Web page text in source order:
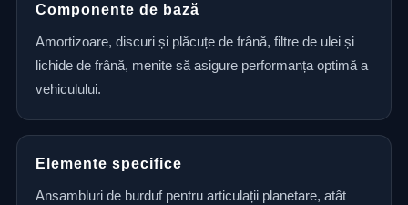
Componente de bază
Amortizoare, discuri și plăcuțe de frână, filtre de ulei și
lichide de frână, menite să asigure performanța optimă a
vehiculului.
Elemente specifice
Ansambluri de burduf pentru articulații planetare, atât